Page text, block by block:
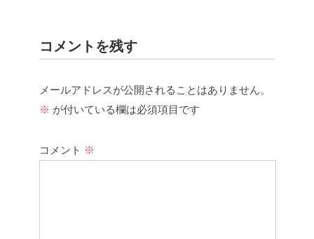
コメントを残す
メールアドレスが公開されることはありません。
※ が付いている欄は必須項目です
コメント ※